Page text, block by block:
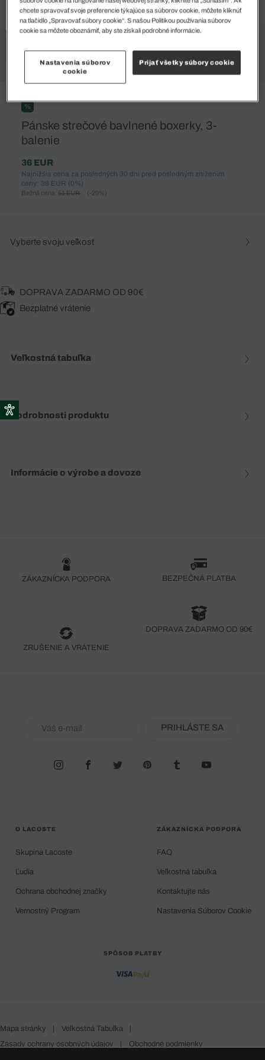
%
Pánske strečové bavlnené boxerky, 3-
balenie
36 EUR
Najnižšia cena za posledných 30 dní pred posledným znížením
ceny: 36 EUR (0%)
Bežná cena: 51 EUR (-29%)
Vyberte svoju veľkosť
DOPRAVA ZADARMO OD 90€
Bezplatné vrátenie
Veľkostná tabuľka
Podrobnosti produktu
Informácie o výrobe a dovoze
ZÁKAZNÍCKA PODPORA BEZPEČNÁ PLATBA
ZRUŠENIE A VRÁTENIE
DOPRAVA ZADARMO OD 90€
PRIHLÁSTE SA
O LACOSTE
Skupina Lacoste
Ľudia
Ochrana obchodnej značky
Vernostný Program
ZÁKAZNÍCKA PODPORA
FAQ
Veľkostná tabuľka
Kontaktujte nás
Nastavenia Súborov Cookie
SPÔSOB PLATBY
Mapa stránky | Veľkostná Tabuľka
|
Zásady ochrany osobných údajov
| Obchodné podmienky
chcete spravovať svoje preferencie týkajúce sa súborov cookie, môžete kliknúť
na tlačidlo „Spravovať súbory cookie“. S našou Politikou používania súborov
cookie sa môžete oboznámiť, aby ste získali podrobné informácie.
Nastavenia súborov
cookie
Prijať všetky súbory cookie